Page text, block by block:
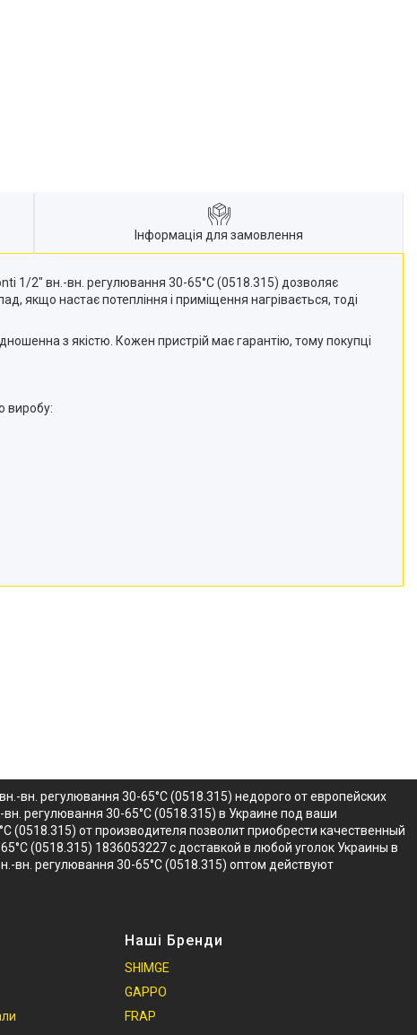
Інформація для замовлення
1/2" вн.-вн. регулювання 30-65°C (0518.315) дозволяє
настає потепління і приміщення нагрівається, тоді
з якістю. Кожен пристрій має гарантію, тому покупці
виробу:
вн. регулювання 30-65°C (0518.315) недорого от европейских
регулювання 30-65°C (0518.315) в Украине под ваши
от производителя позволит приобрести качественный
(0518.315) 1836053227 с доставкой в любой уголок Украины в
вн. регулювання 30-65°C (0518.315) оптом действуют
Наші Бренди
SHIMGE
GAPPO
FRAP